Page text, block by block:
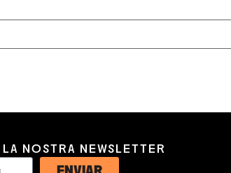
NOSTRA NEWSLETTER